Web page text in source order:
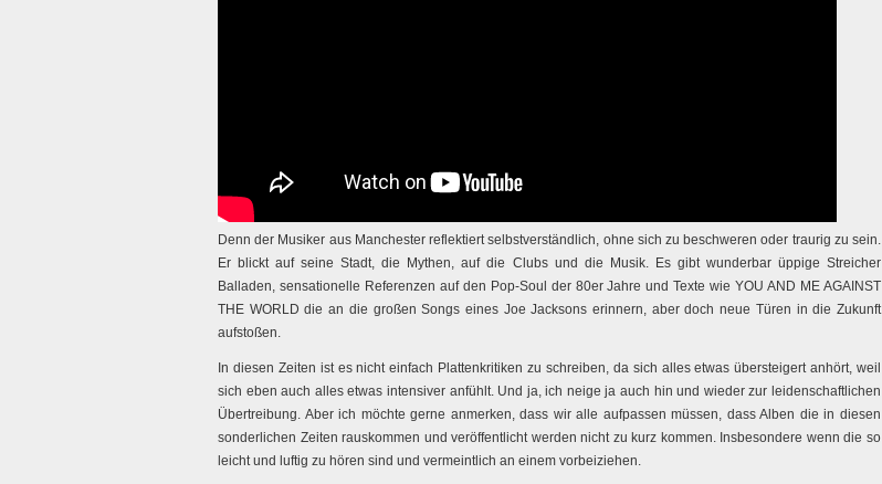
Denn der Musiker aus Manchester reflektiert selbstverständlich, ohne sich zu beschweren oder traurig zu sein.
Er blickt auf seine Stadt, die Mythen, auf die Clubs und die Musik. Es gibt wunderbar üppige Streicher
Balladen, sensationelle Referenzen auf den Pop-Soul der 80er Jahre und Texte wie YOU AND ME AGAINST
THE WORLD die an die großen Songs eines Joe Jacksons erinnern, aber doch neue Türen in die Zukunft
aufstoßen.
In diesen Zeiten ist es nicht einfach Plattenkritiken zu schreiben, da sich alles etwas übersteigert anhört, weil
sich eben auch alles etwas intensiver anfühlt. Und ja, ich neige ja auch hin und wieder zur leidenschaftlichen
Übertreibung. Aber ich möchte gerne anmerken, dass wir alle aufpassen müssen, dass Alben die in diesen
sonderlichen Zeiten rauskommen und veröffentlicht werden nicht zu kurz kommen. Insbesondere wenn die so
leicht und luftig zu hören sind und vermeintlich an einem vorbeiziehen.